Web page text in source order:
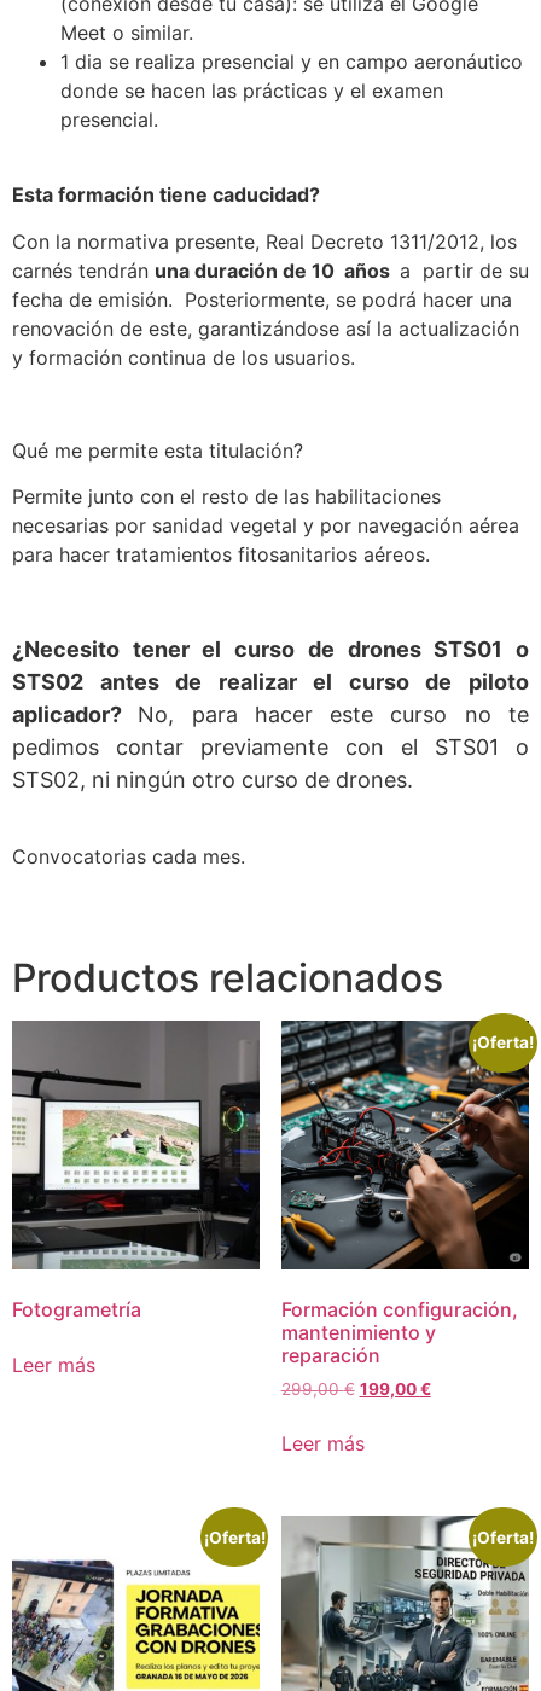
Meet o similar.
1 dia se realiza presencial y en campo aeronáutico
donde se hacen las prácticas y el examen
presencial.
Esta formación tiene caducidad?
Con la normativa presente, Real Decreto 1311/2012, los
carnés tendrán una duración de 10 años a partir de su
fecha de emisión. Posteriormente, se podrá hacer una
renovación de este, garantizándose así la actualización
y formación continua de los usuarios.
Qué me permite esta titulación?
Permite junto con el resto de las habilitaciones
necesarias por sanidad vegetal y por navegación aérea
para hacer tratamientos fitosanitarios aéreos.
¿Necesito tener el curso de drones STS01 o
STS02 antes de realizar el curso de piloto
aplicador? No, para hacer este curso no te
pedimos contar previamente con el STS01 o
STS02, ni ningún otro curso de drones.
Convocatorias cada mes.
Productos relacionados
Fotogrametría
Leer más
¡Oferta!
Formación configuración,
mantenimiento y
reparación
299,00€ 199,00€
Leer más
¡Oferta! ¡Oferta!